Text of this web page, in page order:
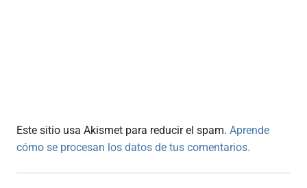
Este sitio usa Akismet para reducir el spam. Aprende
cómo se procesan los datos de tus comentarios.